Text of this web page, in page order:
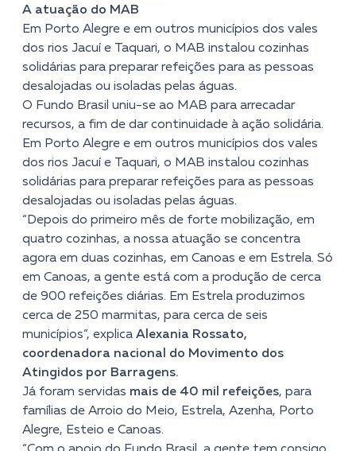
A atuação do MAB
Em Porto Alegre e em outros municípios dos vales
dos rios Jacuí e Taquari, o MAB instalou cozinhas
solidárias para preparar refeições para as pessoas
desalojadas ou isoladas pelas águas.
O Fundo Brasil uniu-se ao MAB para arrecadar
recursos, a fim de dar continuidade à ação solidária.
Em Porto Alegre e em outros municípios dos vales
dos rios Jacuí e Taquari, o MAB instalou cozinhas
solidárias para preparar refeições para as pessoas
desalojadas ou isoladas pelas águas.
“Depois do primeiro mês de forte mobilização, em
quatro cozinhas, a nossa atuação se concentra
agora em duas cozinhas, em Canoas e em Estrela. Só
em Canoas, a gente está com a produção de cerca
de 900 refeições diárias. Em Estrela produzimos
cerca de 250 marmitas, para cerca de seis
municípios”, explica Alexania Rossato,
coordenadora nacional do Movimento dos
Atingidos por Barragens.
Já foram servidas mais de 40 mil refeições, para
famílias de Arroio do Meio, Estrela, Azenha, Porto
Alegre, Esteio e Canoas.